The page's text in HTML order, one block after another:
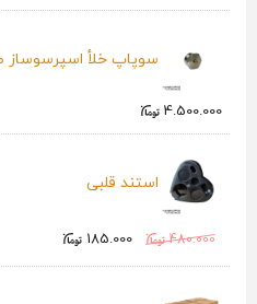
سوپاپ خلأ اسپرسوساز
4.500.000
استند قلبی
480.000
185.000